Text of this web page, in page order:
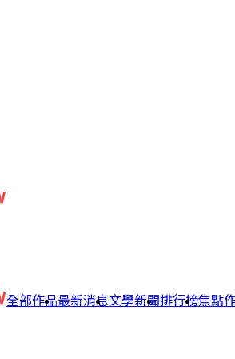
全部作品最新消息文學新聞排行榜焦點